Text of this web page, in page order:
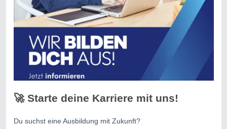
🚀 Starte deine Karriere mit uns!
Du suchst eine Ausbildung mit Zukunft?